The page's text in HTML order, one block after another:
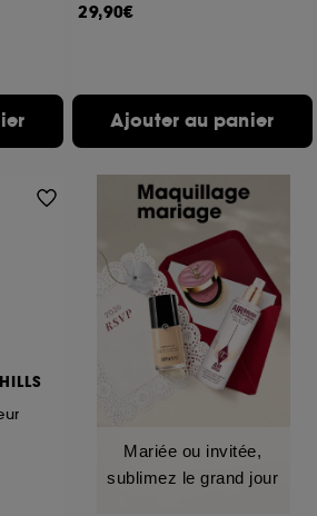
29,90€
Ajouter au panier
Mariée ou invitée,
sublimez le grand jour